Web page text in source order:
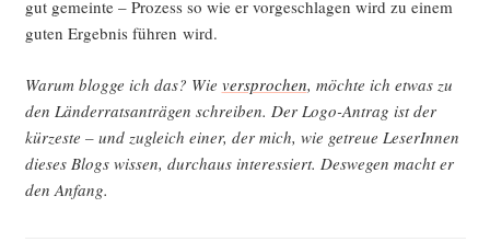
gut gemein­te – Pro­zess so wie er vor­ge­schla­gen wird zu einem
guten Ergeb­nis füh­ren wird.
War­um blog­ge ich das? Wie ver­spro­chen, möch­te ich etwas zu
den Län­der­rats­an­trä­gen schrei­ben. Der Logo-Antrag ist der
kür­zes­te – und zugleich einer, der mich, wie getreue Lese­rIn­nen
die­ses Blogs wis­sen, durch­aus inter­es­siert. Des­we­gen macht er
den Anfang.